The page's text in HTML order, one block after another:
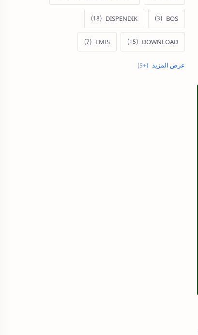
BOS
DISPENDIK
DOWNLOAD
EMIS
EMIS GTK